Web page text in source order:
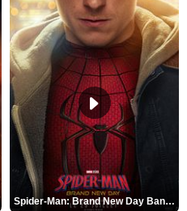
Spider-Man: Brand New Day Bande-annonce VO STFR